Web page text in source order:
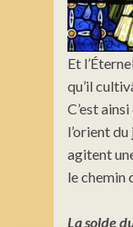
Et
qu’il
C’est
l’orient
agitent
le chemin
La solde